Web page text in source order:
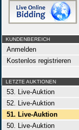
KUNDENBEREICH
Anmelden
Kostenlos registrieren
LETZTE AUKTIONEN
53. Live-Auktion
52. Live-Auktion
51. Live-Auktion
50. Live-Auktion